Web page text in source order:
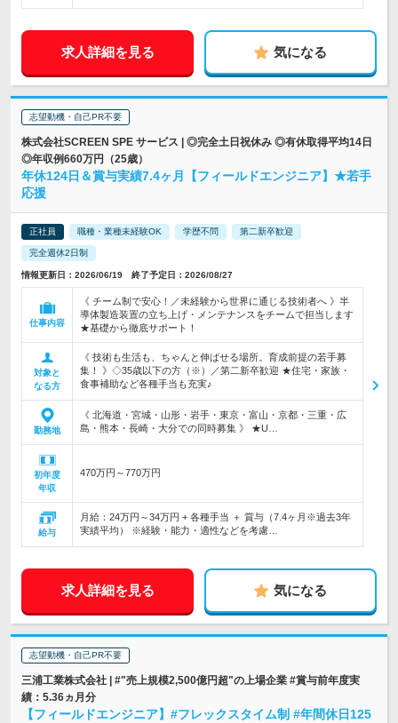
求人詳細を見る 気になる
志望動機・自己PR不要
株式会社SCREEN SPE サービス | ◎完全土日祝休み ◎有休取得平均14日
◎年収例660万円（25歳）
年休124日＆賞与実績7.4ヶ月【フィールドエンジニア】★若手
応援
正社員 職種・業種未経験OK 学歴不問 第二新卒歓迎
完全週休2日制
情報更新日：2026/06/19 終了予定日：2026/08/27
仕事内容
《 チーム制で安心！／未経験から世界に通じる技術者へ 》半
導体製造装置の立ち上げ・メンテナンスをチームで担当します
★基礎から徹底サポート！
対象と
なる方
《 技術も生活も、ちゃんと伸ばせる場所。育成前提の若手募
集！ 》◇35歳以下の方（※）／第二新卒歓迎 ★住宅・家族・
食事補助など各種手当も充実♪
勤務地
《 北海道・宮城・山形・岩手・東京・富山・京都・三重・広
島・熊本・長崎・大分での同時募集 》 ★U…
初年度
年収
470万円～770万円
給与
月給：24万円～34万円 + 各種手当 ＋ 賞与（7.4ヶ月※過去3年
実績平均） ※経験・能力・適性などを考慮…
求人詳細を見る 気になる
志望動機・自己PR不要
三浦工業株式会社 | #"売上規模2,500億円超"の上場企業 #賞与前年度実
績：5.36ヵ月分
【フィールドエンジニア】#フレックスタイム制 #年間休日125